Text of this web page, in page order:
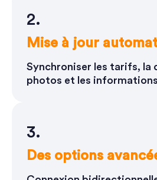
2.
Mise à jour
Synchroniser les tarifs, la
photos et les
3.
Des options